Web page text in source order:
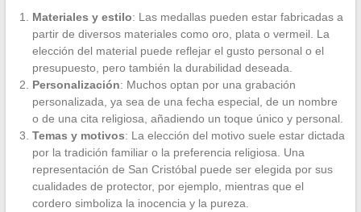
Materiales y estilo: Las medallas pueden estar fabricadas a
partir de diversos materiales como oro, plata o vermeil. La
elección del material puede reflejar el gusto personal o el
presupuesto, pero también la durabilidad deseada.
Personalización: Muchos optan por una grabación
personalizada, ya sea de una fecha especial, de un nombre
o de una cita religiosa, añadiendo un toque único y personal.
Temas y motivos: La elección del motivo suele estar dictada
por la tradición familiar o la preferencia religiosa. Una
representación de San Cristóbal puede ser elegida por sus
cualidades de protector, por ejemplo, mientras que el
cordero simboliza la inocencia y la pureza.